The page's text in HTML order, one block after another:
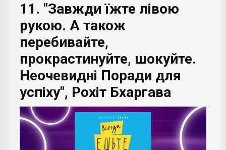
11. "Завжди їжте лівою
рукою. А також
перебивайте,
прокрастинуйте, шокуйте.
Неочевидні Поради для
успіху", Рохіт Бхаргава